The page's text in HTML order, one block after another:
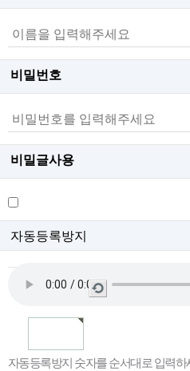
비밀번호
비밀글사용
자동등록방지
새
자동등록방지 숫자를 순서대로 입력하